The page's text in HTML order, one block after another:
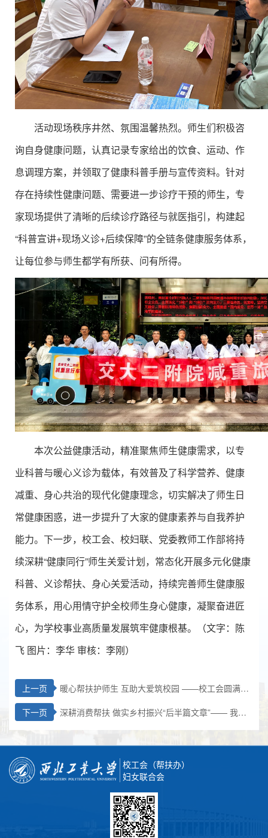
活动现场秩序井然、氛围温馨热烈。师生们积极咨
询自身健康问题，认真记录专家给出的饮食、运动、作
息调理方案，并领取了健康科普手册与宣传资料。针对
存在持续性健康问题、需要进一步诊疗干预的师生，专
家现场提供了清晰的后续诊疗路径与就医指引，构建起
“科普宣讲+现场义诊+后续保障”的全链条健康服务体系，
让每位参与师生都学有所获、问有所得。
本次公益健康活动，精准聚焦师生健康需求，以专
业科普与暖心义诊为载体，有效普及了科学营养、健康
减重、身心共治的现代化健康理念，切实解决了师生日
常健康困惑，进一步提升了大家的健康素养与自我养护
能力。下一步，校工会、校妇联、党委教师工作部将持
续深耕“健康同行”师生关爱计划，常态化开展多元化健康
科普、义诊帮扶、身心关爱活动，持续完善师生健康服
务体系，用心用情守护全校师生身心健康，凝聚奋进匠
心，为学校事业高质量发展筑牢健康根基。（文字：陈
飞 图片：李华 审核：李刚）
上一页
暖心帮扶护师生 互助大爱筑校园 ——校工会圆满完
成2025年度爱心互助金补助首次发放
下一页
深耕消费帮扶 做实乡村振兴“后半篇文章”—— 我校
校工会（帮扶办）
妇女联合会